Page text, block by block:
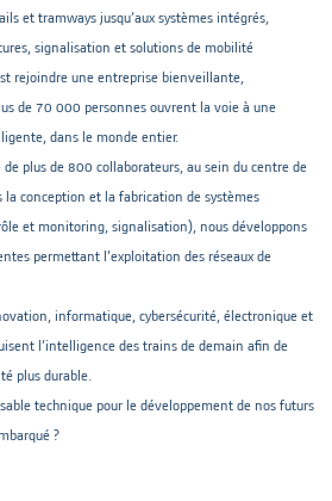
et tramways jusqu’aux systèmes intégrés,
signalisation et solutions de mobilité
rejoindre une entreprise bienveillante,
de 70 000 personnes ouvrent la voie à une
dans le monde entier.
plus de 800 collaborateurs, au sein du centre de
conception et la fabrication de systèmes
et monitoring, signalisation), nous développons
permettant l’exploitation des réseaux de
informatique, cybersécurité, électronique et
l’intelligence des trains de demain afin de
plus durable.
technique pour le développement de nos futurs
?